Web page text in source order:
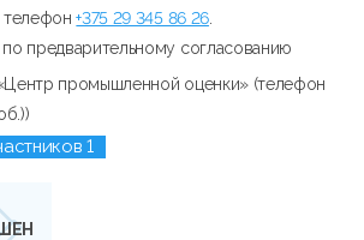
телефон+375 29 345 86 26.
предварительному согласованию
промышленной оценки» (телефон
1